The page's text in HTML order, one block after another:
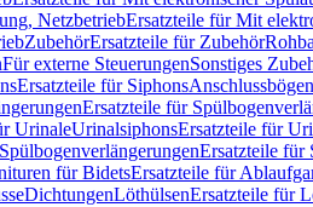
NetzbetriebErsatzteile für Mit
ZubehörErsatzteile für Zubehör
Für externe SteuerungenSonstiges
Ersatzteile für SiphonsAnschlussbögen
Ersatzteile für
UrinaleUrinalsiphonsErsatzteile für
Ersatzteile für
für BidetsErsatzteile für
DichtungenLöthülsenErsatzteile für